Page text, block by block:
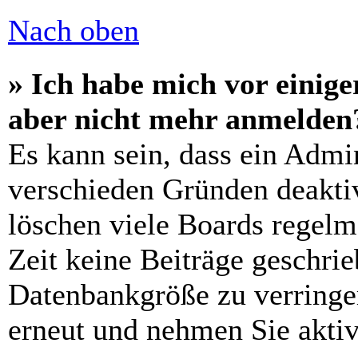
Nach oben
» Ich habe mich vor
aber nicht mehr
Es kann sein, dass ein
verschieden Gründen
löschen viele Boards
Zeit keine Beiträge
Datenbankgröße zu
erneut und nehmen Sie